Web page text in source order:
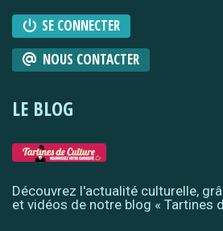
SE CONNECTER
NOUS CONTACTER
LE BLOG
Découvrez l'actualité culturelle,
et vidéos de notre blog « Tartines